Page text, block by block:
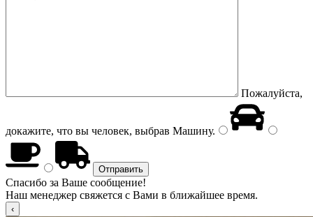
Пожалуйста,
докажите, что вы человек, выбрав Машину.
Спасибо за Ваше сообщение!
Наш менеджер свяжется с Вами в ближайшее время.